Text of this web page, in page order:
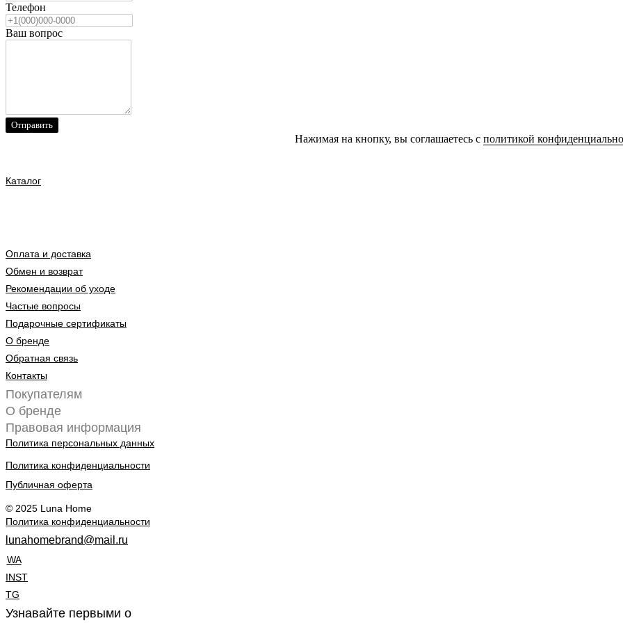
Каталог
Оплата и доставка
Обмен и возврат
Рекомендации об уходе
Частые вопросы
Подарочные сертификаты
О бренде
Обратная связь
Контакты
Покупателям
О бренде
Правовая информация
Политика персональных данных
Политика конфиденциальности
Публичная оферта
© 2025 Luna Home
Политика конфиденциальности
lunahomebrand@mail.ru
WA
INST
TG
Узнавайте первыми о
Телефон
Ваш вопрос
Отправить
Нажимая на кнопку, вы соглашаетесь с политикой